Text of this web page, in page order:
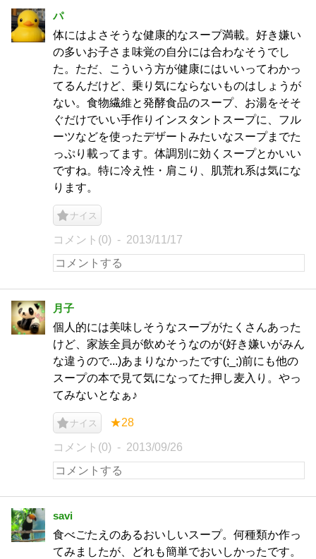
パ
体にはよさそうな健康的なスープ満載。好き嫌い
の多いお子さま味覚の自分には合わなそうでし
た。ただ、こういう方が健康にはいいってわかっ
てるんだけど、乗り気にならないものはしょうが
ない。食物繊維と発酵食品のスープ、お湯をそそ
ぐだけでいい手作りインスタントスープに、フル
ーツなどを使ったデザートみたいなスープまでた
っぷり載ってます。体調別に効くスープとかいい
ですね。特に冷え性・肩こり、肌荒れ系は気にな
ります。
ナイス
コメント(0) 2013/11/17
月子
個人的には美味しそうなスープがたくさんあった
けど、家族全員が飲めそうなのが(好き嫌いがみん
な違うので...)あまりなかったです(;_;)前にも他の
スープの本で見て気になってた押し麦入り。やっ
てみないとなぁ♪
ナイス ★28
コメント(0) 2013/09/26
savi
食べごたえのあるおいしいスープ。何種類か作っ
てみましたが、どれも簡単でおいしかったです。